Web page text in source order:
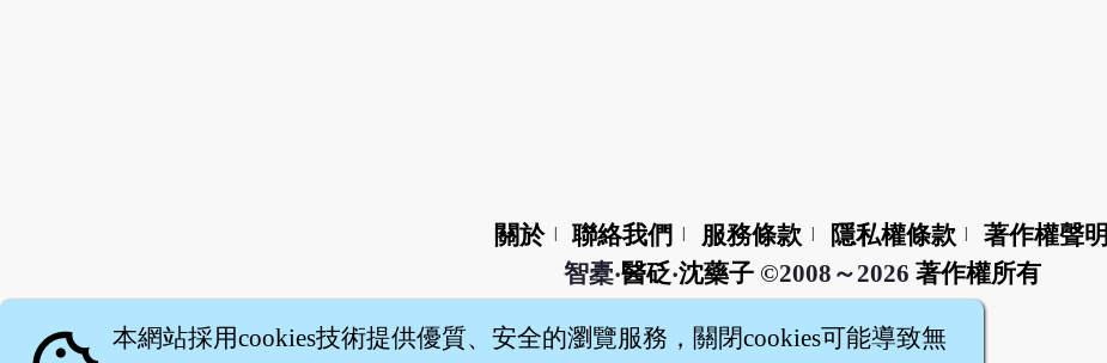
關於 聯絡我們 服務條款 隱私權條款
著作權聲明
智橐‧醫砭‧沈藥子©2008～2026 著作權所有
本網站採用cookies技術提供優質、安全的瀏覽服務，關閉cookies可能導致無